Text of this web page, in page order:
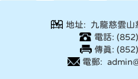
地址: 九龍慈雲山
電話:
傳真:
電郵: